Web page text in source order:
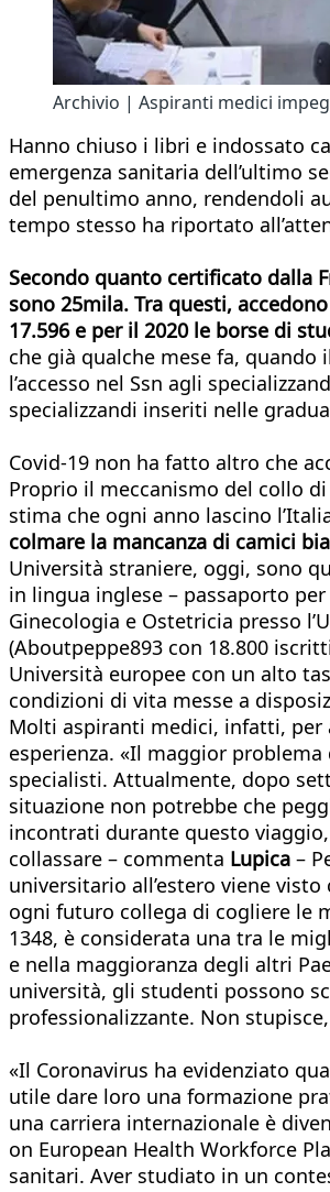
Archivio | Aspiranti medici
Hanno chiuso i libri e indossato
emergenza sanitaria dell’ultimo
del penultimo anno, rendendoli
tempo stesso ha riportato
Secondo quanto certificato dalla
sono 25mila. Tra questi,
17.596 e per il 2020 le borse di
che già qualche mese fa,
l’accesso nel Ssn agli
specializzandi inseriti nelle
Covid-19 non ha fatto altro che
Proprio il meccanismo del collo
stima che ogni anno lascino
colmare la mancanza di camici
Università straniere, oggi, sono
in lingua inglese – passaporto
Ginecologia e Ostetricia presso
(Aboutpeppe893 con 18.800
Università europee con un alto
condizioni di vita messe a
Molti aspiranti medici, infatti, per
esperienza. «Il maggior
specialisti. Attualmente, dopo
situazione non potrebbe che
incontrati durante questo
collassare – commenta Lupica –
universitario all’estero viene
ogni futuro collega di cogliere le
1348, è considerata una tra le
e nella maggioranza degli altri
università, gli studenti possono
professionalizzante. Non
«Il Coronavirus ha evidenziato
utile dare loro una formazione
una carriera internazionale è
on European Health Workforce
sanitari. Aver studiato in un